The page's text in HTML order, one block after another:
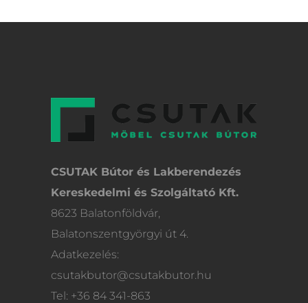
CSUTAK Bútor és Lakberendezés
Kereskedelmi és Szolgáltató Kft.
8623 Balatonföldvár,
Balatonszentgyörgyi út 4.
Adatkezelés:
csutakbutor@csutakbutor.hu
Tel: +36 84 341-863